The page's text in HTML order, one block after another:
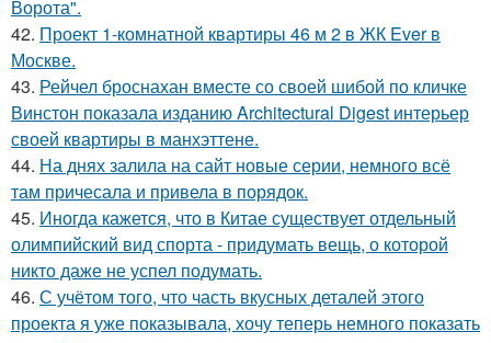
Ворота".
42. Проект 1-комнатной квартиры 46 м 2 в ЖК Ever в
Москве.
43. Рейчел броснахан вместе со своей шибой по кличке
Винстон показала изданию Architectural Digest интерьер
своей квартиры в манхэттене.
44. На днях залила на сайт новые серии, немного всё
там причесала и привела в порядок.
45. Иногда кажется, что в Китае существует отдельный
олимпийский вид спорта - придумать вещь, о которой
никто даже не успел подумать.
46. С учётом того, что часть вкусных деталей этого
проекта я уже показывала, хочу теперь немного показать